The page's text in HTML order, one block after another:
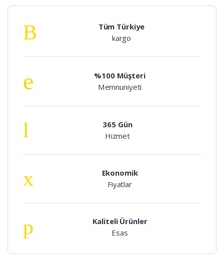
Tüm Türkiye
kargo
%100 Müşteri
Memnuniyeti
365 Gün
Hizmet
Ekonomik
Fiyatlar
Kaliteli Ürünler
Esas